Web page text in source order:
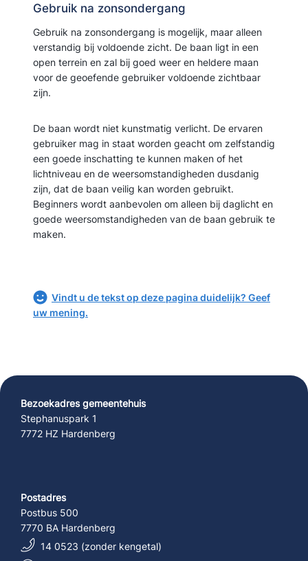
Gebruik na zonsondergang
Gebruik na zonsondergang is mogelijk, maar alleen
verstandig bij voldoende zicht. De baan ligt in een
open terrein en zal bij goed weer en heldere maan
voor de geoefende gebruiker voldoende zichtbaar
zijn.
De baan wordt niet kunstmatig verlicht. De ervaren
gebruiker mag in staat worden geacht om zelfstandig
een goede inschatting te kunnen maken of het
lichtniveau en de weersomstandigheden dusdanig
zijn, dat de baan veilig kan worden gebruikt.
Beginners wordt aanbevolen om alleen bij daglicht en
goede weersomstandigheden van de baan gebruik te
maken.
Vindt u de tekst op deze pagina duidelijk? Geef
uw mening.
Bezoekadres gemeentehuis
Stephanuspark 1
7772 HZ Hardenberg
Postadres
Postbus 500
7770 BA Hardenberg
14 0523 (zonder kengetal)